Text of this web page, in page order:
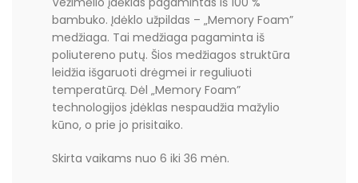
bambuko. Įdėklo užpildas – „Memory Foam”
medžiaga. Tai medžiaga pagaminta iš
poliutereno putų. Šios medžiagos struktūra
leidžia išgaruoti drėgmei ir reguliuoti
temperatūrą. Dėl „Memory Foam”
technologijos įdėklas nespaudžia mažylio
kūno, o prie jo prisitaiko.
Skirta vaikams nuo 6 iki 36 mėn.